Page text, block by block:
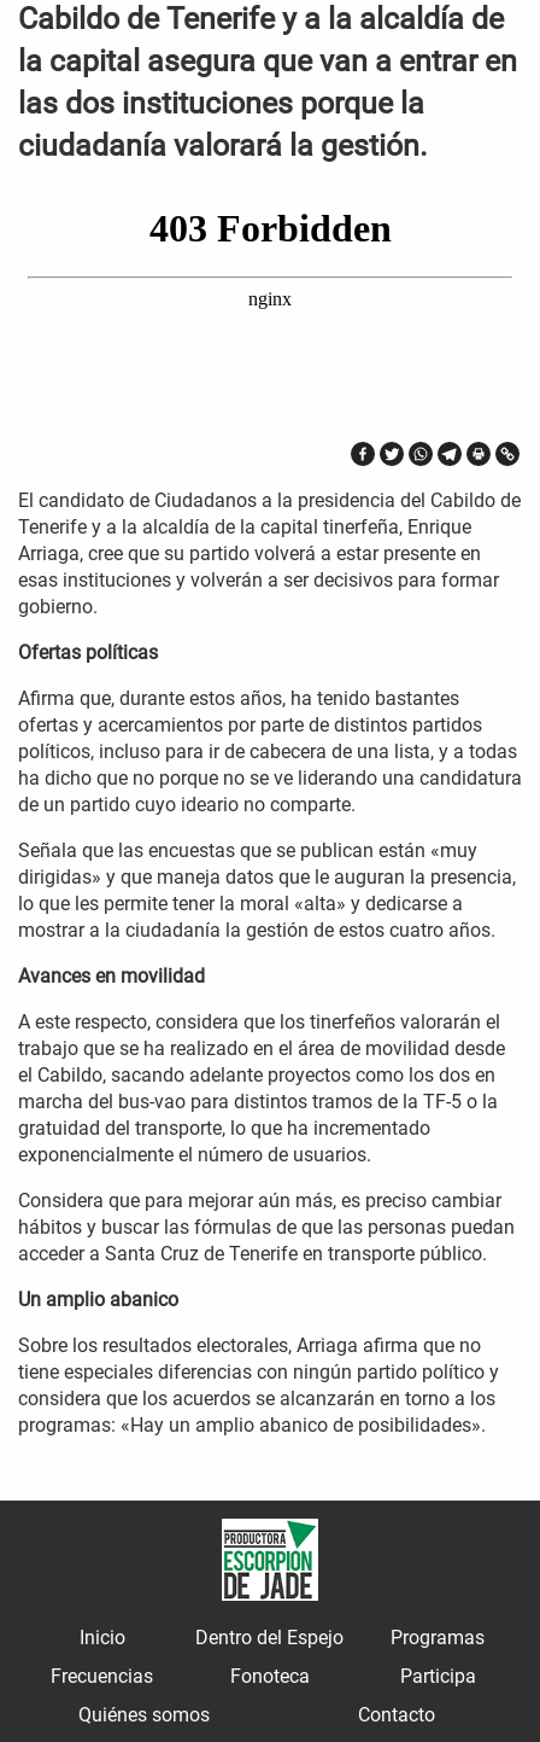
Cabildo de Tenerife y a la alcaldía de
la capital asegura que van a entrar en
las dos instituciones porque la
ciudadanía valorará la gestión.
El candidato de Ciudadanos a la presidencia del Cabildo de
Tenerife y a la alcaldía de la capital tinerfeña, Enrique
Arriaga, cree que su partido volverá a estar presente en
esas instituciones y volverán a ser decisivos para formar
gobierno.
Ofertas políticas
Afirma que, durante estos años, ha tenido bastantes
ofertas y acercamientos por parte de distintos partidos
políticos, incluso para ir de cabecera de una lista, y a todas
ha dicho que no porque no se ve liderando una candidatura
de un partido cuyo ideario no comparte.
Señala que las encuestas que se publican están «muy
dirigidas» y que maneja datos que le auguran la presencia,
lo que les permite tener la moral «alta» y dedicarse a
mostrar a la ciudadanía la gestión de estos cuatro años.
Avances en movilidad
A este respecto, considera que los tinerfeños valorarán el
trabajo que se ha realizado en el área de movilidad desde
el Cabildo, sacando adelante proyectos como los dos en
marcha del bus-vao para distintos tramos de la TF-5 o la
gratuidad del transporte, lo que ha incrementado
exponencialmente el número de usuarios.
Considera que para mejorar aún más, es preciso cambiar
hábitos y buscar las fórmulas de que las personas puedan
acceder a Santa Cruz de Tenerife en transporte público.
Un amplio abanico
Sobre los resultados electorales, Arriaga afirma que no
tiene especiales diferencias con ningún partido político y
considera que los acuerdos se alcanzarán en torno a los
programas: «Hay un amplio abanico de posibilidades».
Inicio Dentro del Espejo
Programas
Frecuencias
Fonoteca
Participa
Quiénes somos
Contacto